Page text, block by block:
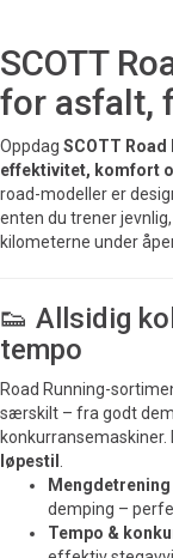
SCOTT
for asfalt,
Oppdag SCOTT Road
effektivitet, komfort
road-modeller er
enten du trener
kilometerne under
👟 Allsidig
tempo
Road Running-
særskilt – fra godt
konkurransemaskiner.
løpestil
demping –
Tempo &